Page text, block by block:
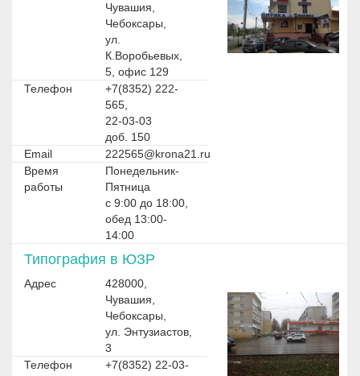
Чувашия,
Чебоксары,
ул.
К.Воробьевых,
5, офис 129
Телефон
+7(8352) 222-
565,
22-03-03
доб. 150
Email
222565@krona21.ru
Время
работы
Понедельник-
Пятница
с 9:00 до 18:00,
обед 13:00-
14:00
Типография в ЮЗР
Адрес
428000,
Чувашия,
Чебоксары,
ул. Энтузиастов,
3
Телефон
+7(8352) 22-03-